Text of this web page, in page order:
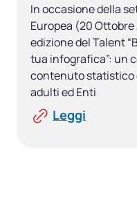
In occasione della
Europea (20
edizione del Talent
tua infografica”: un
contenuto statistico
adulti ed Enti
Leggi